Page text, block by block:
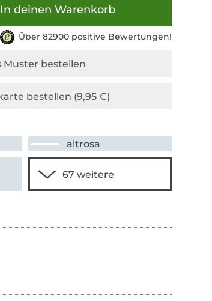
In deinen Warenkorb
Über 82900 positive Bewertungen!
altrosa